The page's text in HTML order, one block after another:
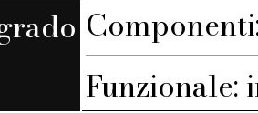
Funzionale: